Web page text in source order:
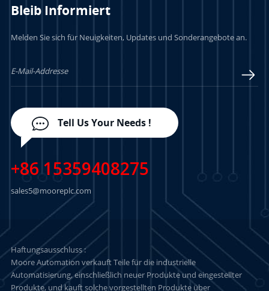
Bleib Informiert
Melden Sie sich für Neuigkeiten, Updates und Sonderangebote an.
Tell Us Your Needs !
+86 15359408275
sales5@mooreplc.com
Haftungsausschluss :
Moore Automation verkauft Teile für die industrielle
Automatisierung, einschließlich neuer Produkte und eingestellter
Produkte, und kauft solche vorgestellten Produkte über